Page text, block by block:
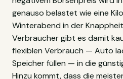
genauso belastet wie eine
Winterabend in der
Verbraucher gibt es damit
flexiblen Verbrauch — Auto
Speicher füllen — in die
Hinzu kommt, dass die